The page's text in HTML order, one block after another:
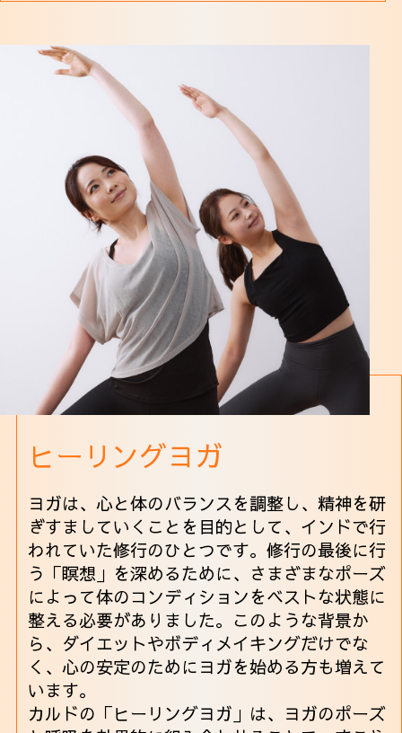
ヒーリングヨガ
ヨガは、心と体のバランスを調整し、精神を研
ぎすましていくことを目的として、インドで行
われていた修行のひとつです。修行の最後に行
う「瞑想」を深めるために、さまざまなポーズ
によって体のコンディションをベストな状態に
整える必要がありました。このような背景か
ら、ダイエットやボディメイキングだけでな
く、心の安定のためにヨガを始める方も増えて
います。
カルドの「ヒーリングヨガ」は、ヨガのポーズ